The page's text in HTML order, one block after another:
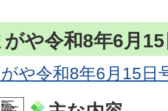
や令和8年6月
や令和8年6月15日